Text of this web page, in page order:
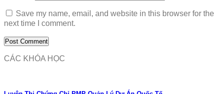
Save my name, email, and website in this browser for the
next time I comment.
CÁC KHÓA HỌC